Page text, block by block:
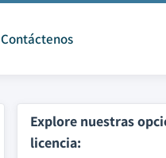
Contáctenos
Explore nuestras
licencia: